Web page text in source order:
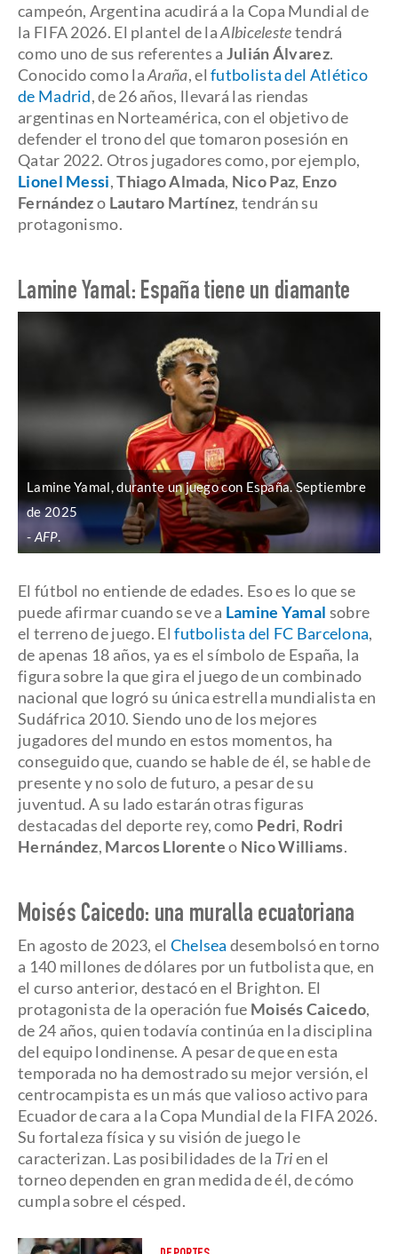
campeón, Argentina acudirá a la Copa Mundial de
la FIFA 2026. El plantel de laAlbicelestetendrá
como uno de sus referentes a Julián Álvarez.
Conocido como laAraña, elfutbolista del Atlético
de Madrid, de 26 años, llevará las riendas
argentinas en Norteamérica, con el objetivo de
defender el trono del que tomaron posesión en
Qatar 2022. Otros jugadores como, por ejemplo,
Lionel Messi,Thiago Almada, Nico Paz, Enzo
Fernándezo Lautaro Martínez, tendrán su
protagonismo.
Lamine Yamal: España tiene un diamante
Lamine Yamal, durante un juego con España. Septiembre
de 2025
AFP.
El fútbol no entiende de edades. Eso es lo que se
puede afirmar cuando se ve a Lamine Yamal sobre
el terreno de juego. Elfutbolista del FC Barcelona,
de apenas 18 años, ya es el símbolo de España, la
figura sobre la que gira el juego de un combinado
nacional que logró su única estrella mundialista en
Sudáfrica 2010. Siendo uno de los mejores
jugadores del mundo en estos momentos, ha
conseguido que, cuando se hable de él, se hable de
presente y no solo de futuro, a pesar de su
juventud. A su lado estarán otras figuras
destacadas del deporte rey, como Pedri, Rodri
Hernández, Marcos Llorenteo Nico Williams.
Moisés Caicedo: una muralla ecuatoriana
En agosto de 2023, el Chelsea desembolsó en torno
a 140 millones de dólares por un futbolista que, en
el curso anterior, destacó en el Brighton. El
protagonista de la operación fue Moisés Caicedo,
de 24 años, quien todavía continúa en la disciplina
del equipo londinense. A pesar de que en esta
temporada no ha demostrado su mejor versión, el
centrocampista es un más que valioso activo para
Ecuador de cara a la Copa Mundial de la FIFA 2026.
Su fortaleza física y su visión de juego le
caracterizan. Las posibilidades de la Trien el
torneo dependen en gran medida de él, de cómo
cumpla sobre el césped.